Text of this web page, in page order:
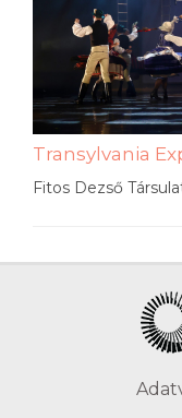
Transylvania
Fitos Dezső